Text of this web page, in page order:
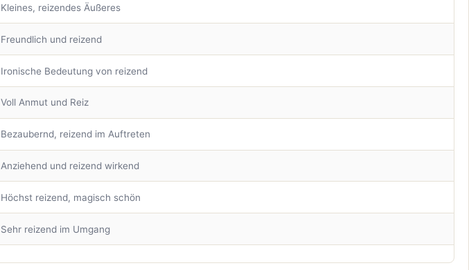
Kleines, reizendes Äußeres
Freundlich und reizend
Ironische Bedeutung von reizend
Voll Anmut und Reiz
Bezaubernd, reizend im Auftreten
Anziehend und reizend wirkend
Höchst reizend, magisch schön
Sehr reizend im Umgang